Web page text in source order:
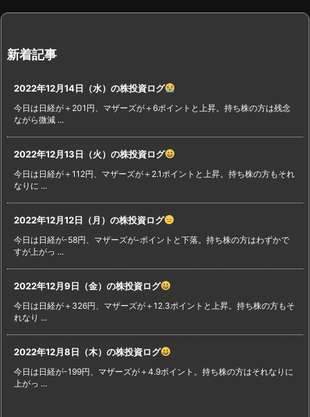
新着記事
2022年12月14日（水）の株投資ログ
今日は日経が＋201円、マザーズが＋6ポイントと上昇。持ち株の方は残念
ながら微減 ...
2022年12月13日（火）の株投資ログ
今日は日経が＋112円、マザーズが＋2.1ポイントと上昇。持ち株の方もそれ
なりに ...
2022年12月12日（月）の株投資ログ
今日は日経が-58円、マザーズが-ポイントと下落。持ち株の方はわずかで
すが上がっ ...
2022年12月9日（金）の株投資ログ
今日は日経が＋326円、マザーズが＋12.3ポイントと上昇。持ち株の方もそ
れなり ...
2022年12月8日（木）の株投資ログ
今日は日経が-199円、マザーズが＋4.9ポイント。持ち株の方はそれなりに
上がっ ...